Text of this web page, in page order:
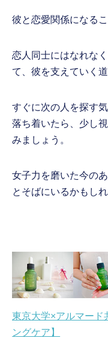
彼と恋愛関係になる
恋人同士にはなれな
て、彼を支えていく
すぐに次の人を探す
落ち着いたら、少し
みましょう。
女子力を磨いた今の
とそばにいるかもしれ
東京大学×アルマー
ングケア】